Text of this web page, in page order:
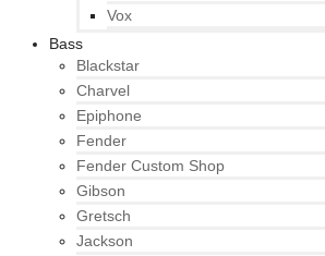
Vox
Bass
Blackstar
Charvel
Epiphone
Fender
Fender Custom Shop
Gibson
Gretsch
Jackson